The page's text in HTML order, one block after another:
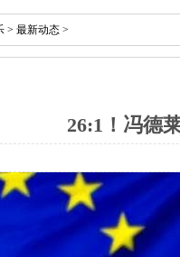
> 最新动态 >
26:1！冯德